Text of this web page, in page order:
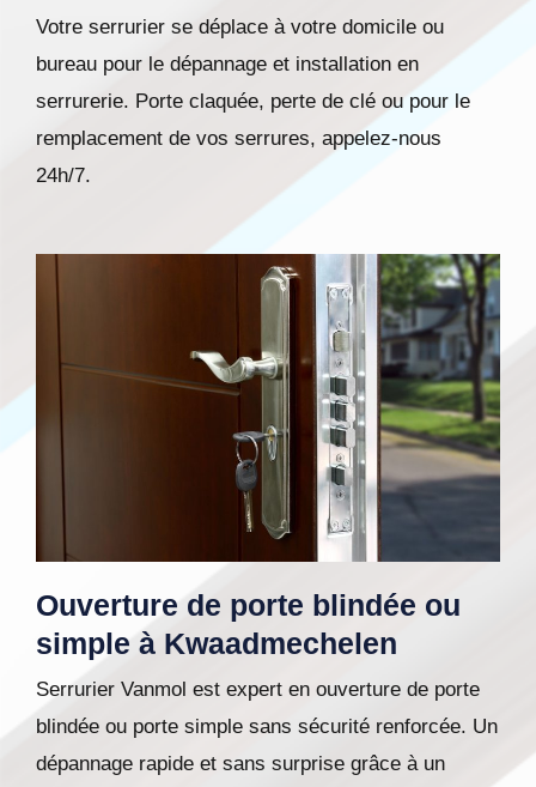
Votre serrurier se déplace à votre domicile ou
bureau pour le dépannage et installation en
serrurerie. Porte claquée, perte de clé ou pour le
remplacement de vos serrures, appelez-nous
24h/7.
Ouverture de porte blindée ou
simple à Kwaadmechelen
Serrurier Vanmol est expert en ouverture de porte
blindée ou porte simple sans sécurité renforcée. Un
dépannage rapide et sans surprise grâce à un